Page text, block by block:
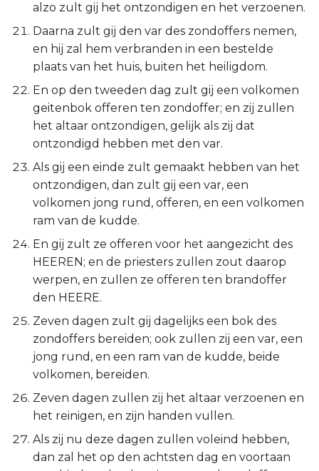
alzo zult gij het ontzondigen en het verzoenen.
Daarna zult gij den var des zondoffers nemen,
en hij zal hem verbranden in een bestelde
plaats van het huis, buiten het heiligdom.
En op den tweeden dag zult gij een volkomen
geitenbok offeren ten zondoffer; en zij zullen
het altaar ontzondigen, gelijk als zij dat
ontzondigd hebben met den var.
Als gij een einde zult gemaakt hebben van het
ontzondigen, dan zult gij een var, een
volkomen jong rund, offeren, en een volkomen
ram van de kudde.
En gij zult ze offeren voor het aangezicht des
HEEREN; en de priesters zullen zout daarop
werpen, en zullen ze offeren ten brandoffer
den HEERE.
Zeven dagen zult gij dagelijks een bok des
zondoffers bereiden; ook zullen zij een var, een
jong rund, en een ram van de kudde, beide
volkomen, bereiden.
Zeven dagen zullen zij het altaar verzoenen en
het reinigen, en zijn handen vullen.
Als zij nu deze dagen zullen voleind hebben,
dan zal het op den achtsten dag en voortaan